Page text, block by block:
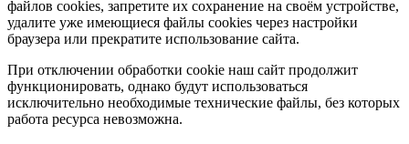
файлов cookies, запретите их сохранение на своём устройстве,
удалите уже имеющиеся файлы cookies через настройки
браузера или прекратите использование сайта.
При отключении обработки cookie наш сайт продолжит
функционировать, однако будут использоваться
исключительно необходимые технические файлы, без которых
работа ресурса невозможна.